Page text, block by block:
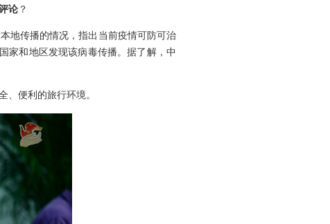
论 ？
地传播的情况，指出当前疫情可防可治
家和地区发现该病毒传播。据了解，中
、便利的旅行环境。